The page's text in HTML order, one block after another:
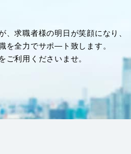
求職者様の明日が笑顔になり、
を全力でサポ―ト致します。
ご利用くださいませ。